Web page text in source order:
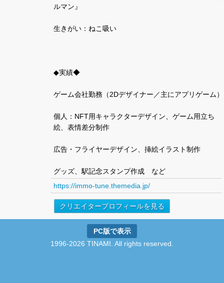
ルマン』
生きがい：ねこ吸い
◆実績◆
ゲーム会社勤務（2Dデザイナー／主にアプリゲーム）
個人：NFT用キャラクターデザイン、ゲーム用立ち
絵、表情差分制作
広告・フライヤーデザイン、挿絵イラスト制作
グッズ、駅記念スタンプ作成 など
https://immo-tune.themedia.jp/
クリエイタープロフィールを見る
PC版で表示
1996-2026 TINAMI. All rights reserved.